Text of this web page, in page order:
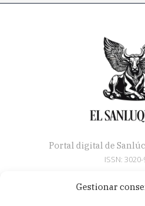
Gestionar
Portal digital de
ISSN: